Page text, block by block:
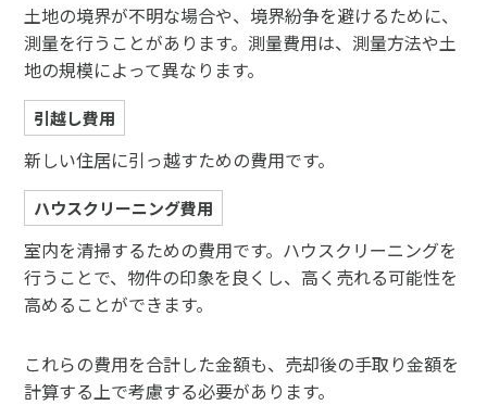
土地の境界が不明な場合や、境界紛争を避けるために、
測量を行うことがあります。測量費用は、測量方法や土
地の規模によって異なります。
引越し費用
新しい住居に引っ越すための費用です。
ハウスクリーニング費用
室内を清掃するための費用です。ハウスクリーニングを
行うことで、物件の印象を良くし、高く売れる可能性を
高めることができます。
これらの費用を合計した金額も、売却後の手取り金額を
計算する上で考慮する必要があります。